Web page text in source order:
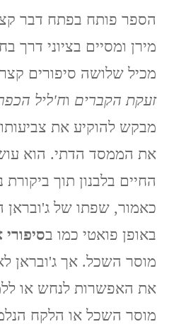
הספר פותח בפתח דבר
מירן ומסיים בציוני דרך
מכיל שלושה סיפורים
זעקת הקברים וח'ליל
מבקש להוקיע את
את הממסד הדתי. הוא
החיים בלבנון תוך ביקורת
כאמור, שפתו של ג'ובראן
באופן פואטי כמו ב
מוסר השכל. אך ג'ובראן
את האפשרות לנחש או
מוסר השכל או הלקח